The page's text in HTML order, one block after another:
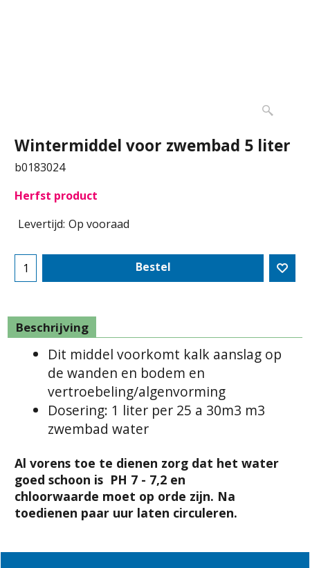
Wintermiddel voor zwembad 5 liter
b0183024
Herfst product
Levertijd: Op vooraad
Bestel
Beschrijving
Dit middel voorkomt kalk aanslag op
de wanden en bodem en
vertroebeling/algenvorming
Dosering: 1 liter per 25 a 30m3 m3
zwembad water
Al vorens toe te dienen zorg dat het water
goed schoon is PH 7 - 7,2 en
chloorwaarde moet op orde zijn. Na
toedienen paar uur laten circuleren.